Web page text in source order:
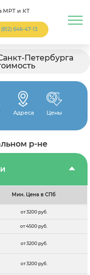
МРТ и КТ
646-47-13
Петербурга
Адреса Цены
р-не
Мин. Цена в СПб
от 3200 руб.
от 4500 руб.
от 3200 руб.
от 3200 руб.